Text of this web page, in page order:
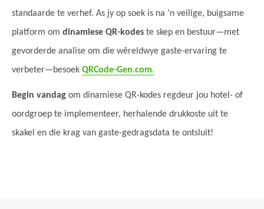
standaarde te verhef. As jy op soek is na ’n veilige, buigsame
platform om dinamiese QR-kodes te skep en bestuur—met
gevorderde analise om die wêreldwye gaste-ervaring te
verbeter—besoek QRCode-Gen.com.
Begin vandag om dinamiese QR-kodes regdeur jou hotel- of
oordgroep te implementeer, herhalende drukkoste uit te
skakel en die krag van gaste-gedragsdata te ontsluit!